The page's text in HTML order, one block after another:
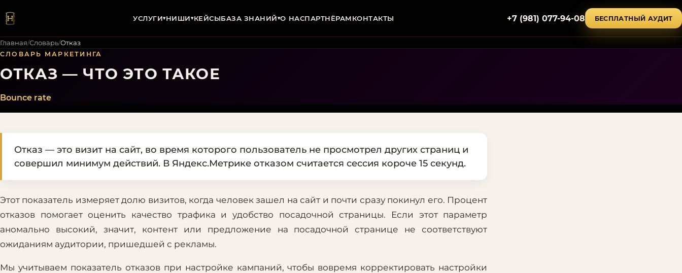
УСЛУГИ▾НИШИ▾КЕЙСЫБАЗА ЗНАНИЙ▾О НАСПАРТНЁРАМКОНТАКТЫ +7 (981) 077-94-08 БЕСПЛАТНЫЙ АУДИТ
Главная/Словарь/Отказ
СЛОВАРЬ МАРКЕТИНГА
ОТКАЗ — ЧТО ЭТО ТАКОЕ
Bounce rate
Отказ — это визит на сайт, во время которого пользователь не просмотрел других страниц и
совершил минимум действий. В Яндекс.Метрике отказом считается сессия короче 15 секунд.
Этот показатель измеряет долю визитов, когда человек зашел на сайт и почти сразу покинул его. Процент
отказов помогает оценить качество трафика и удобство посадочной страницы. Если этот параметр
аномально высокий, значит, контент или предложение на посадочной странице не соответствуют
ожиданиям аудитории, пришедшей с рекламы.
Мы учитываем показатель отказов при настройке кампаний, чтобы вовремя корректировать настройки